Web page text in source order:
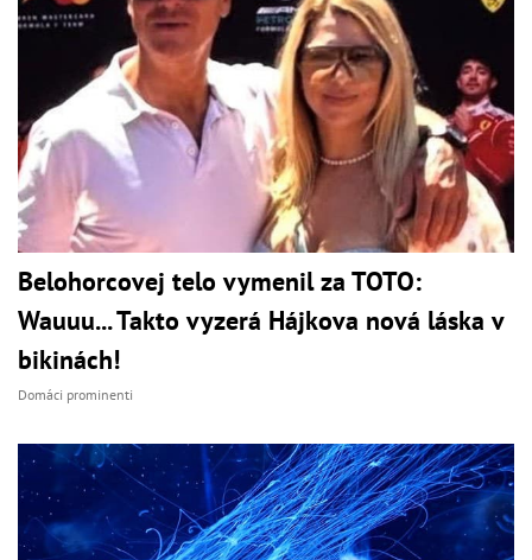
Belohorcovej telo vymenil za TOTO:
Wauuu... Takto vyzerá Hájkova nová láska v
bikinách!
Domáci prominenti